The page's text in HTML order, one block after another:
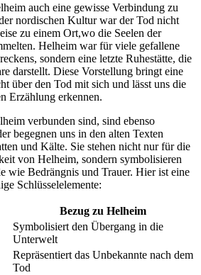
auch eine gewisse Verbindung zu
nordischen Kultur war der Tod nicht
zu einem Ort,wo die Seelen der
Helheim war für viele gefallene
sondern eine letzte Ruhestätte, die
darstellt. Diese Vorstellung bringt​ eine
über den Tod mit sich ⁤und lässt uns die
Erzählung erkennen.
verbunden sind, sind ebenso
begegnen uns in den alten Texten
und Kälte. Sie stehen nicht nur für die
von Helheim, sondern symbolisieren
wie Bedrängnis und Trauer. Hier ist ‍eine
Schlüsselelemente:
Bezug zu Helheim
Symbolisiert den Übergang in die
Unterwelt
Repräsentiert das Unbekannte nach dem
Tod